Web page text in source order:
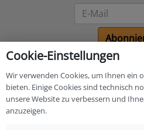
Cookie-Einstellungen
Wir verwenden Cookies, um Ihnen ein
bieten. Einige Cookies sind technisch
unsere Website zu verbessern und
anzuzeigen.